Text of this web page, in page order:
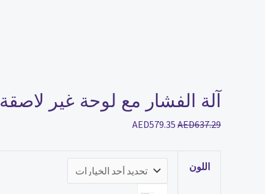
آلة الفشار مع لوحة غير لاصقة
AED637.29
AED579.35
اللون